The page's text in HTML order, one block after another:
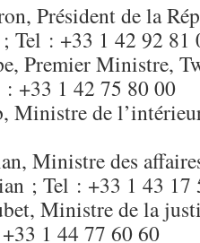
Président de la
Tel : +33 1 42 92 81
Premier Ministre,
+33 1 42 75 80 00
Ministre de
Ministre des
; Tel : +33 1 43 17
Ministre de la
1 44 77 60 60